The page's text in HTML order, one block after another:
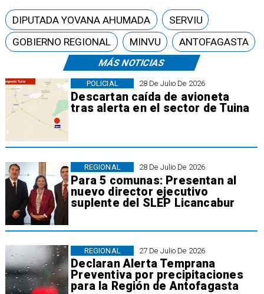
MÁS NOTICIAS
28 De Julio De 2026
Descartan caída de avioneta
tras alerta en el sector de Tuina
POLICIAL
28 De Julio De 2026
Para 5 comunas: Presentan al
nuevo director ejecutivo
suplente del SLEP Licancabur
REGIONAL
27 De Julio De 2026
Declaran Alerta Temprana
Preventiva por precipitaciones
para la Región de Antofagasta
REGIONAL
DIPUTADA YOVANA AHUMADA
SERVIU
GOBIERNO REGIONAL
MINVU ANTOFAGASTA